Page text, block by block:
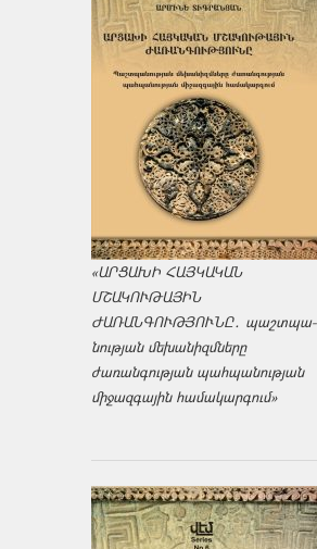
«ԱՐՑԱԽԻ ՀԱՅԿԱԿԱՆ
ՄՇԱԿՈՒԹԱՅԻՆ
ԺԱՌԱՆԳՈՒԹՅՈՒՆԸ․ պաշտպա­
նության մեխանիզմները
ժառանգության պահպանության
միջազ­գային համակարգում»